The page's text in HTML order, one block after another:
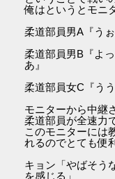
俺はというとモニ
柔道部員男A『う
柔道部員男B『よ
あ』
柔道部員女C『う
モニターから中継
柔道部員が全速力
このモニターには
れるのでとても便
キョン「やばそう
を感じる」